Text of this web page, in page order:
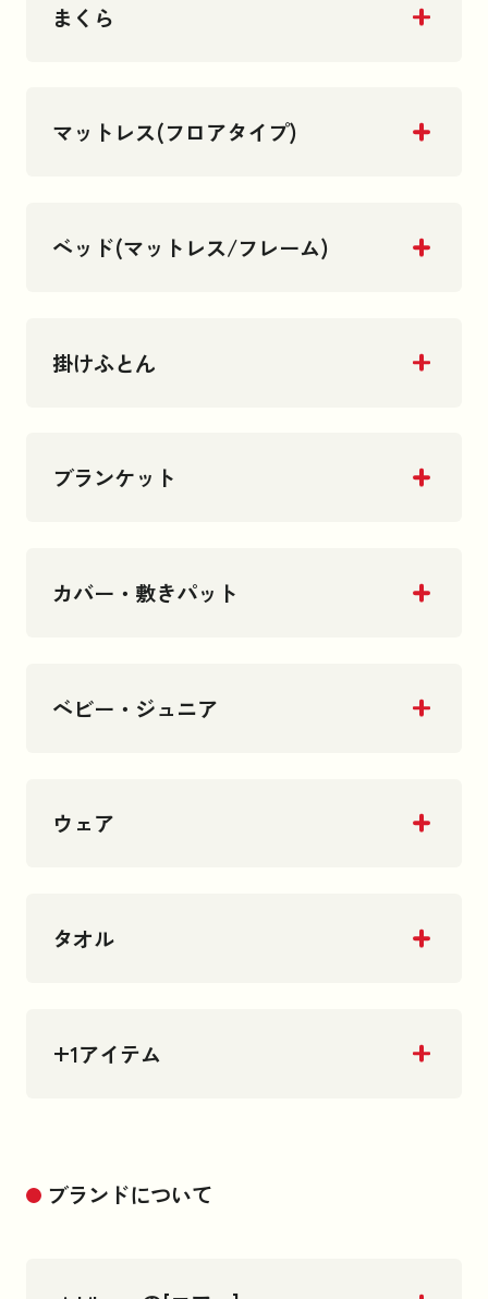
まくら
マットレス(フロアタイプ)
ベッド(マットレス/フレーム)
掛けふとん
ブランケット
カバー・敷きパット
ベビー・ジュニア
ウェア
タオル
+1アイテム
ブランドについて